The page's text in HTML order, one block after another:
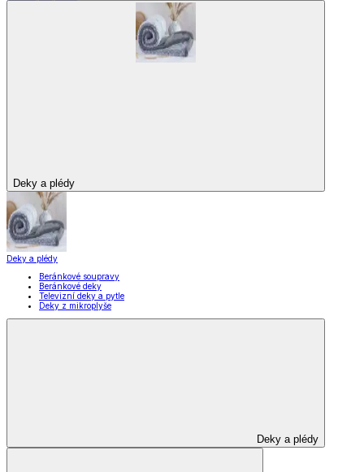
Deky a plédy
Deky a plédy
Beránkové soupravy
Beránkové deky
Televizní deky a pytle
Deky z mikroplyše
Deky a plédy